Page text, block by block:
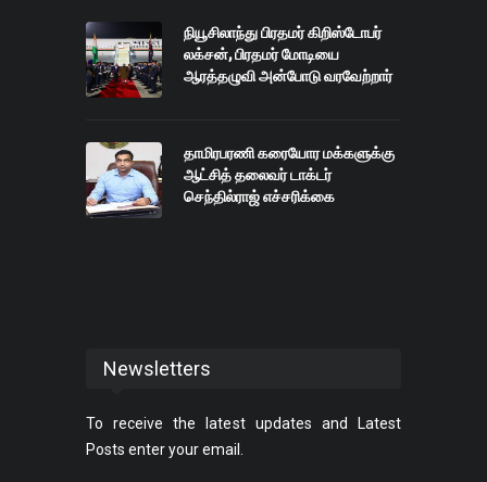
நியூசிலாந்து பிரதமர் கிறிஸ்டோபர்
லக்சன், பிரதமர் மோடியை
ஆரத்தழுவி அன்போடு வரவேற்றார்
தாமிரபரணி கரையோர மக்களுக்கு
ஆட்சித் தலைவர் டாக்டர்
செந்தில்ராஜ் எச்சரிக்கை
Newsletters
To receive the latest updates and Latest
Posts enter your email.